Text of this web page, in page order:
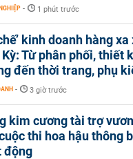
- 1 phút trước
kinh doanh hàng xa
Kỳ: Từ phân phối, thiết
đến thời trang, phụ
- 3 giờ trước
kim cương tài trợ
thi hoa hậu thông
động